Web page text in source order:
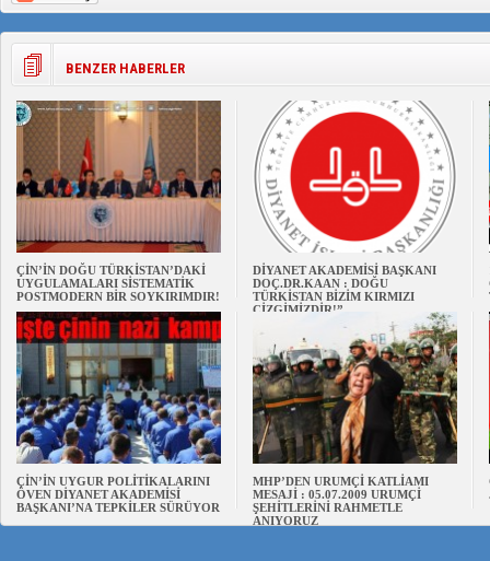
BENZER HABERLER
ÇİN’İN DOĞU TÜRKİSTAN’DAKİ
UYGULAMALARI SİSTEMATİK
POSTMODERN BİR SOYKIRIMDIR!
DİYANET AKADEMİSİ BAŞKANI
DOÇ.DR.KAAN : DOĞU
TÜRKİSTAN BİZİM KIRMIZI
ÇİZGİMİZDİR!”
ÇİN’İN UYGUR POLİTİKALARINI
ÖVEN DİYANET AKADEMİSİ
BAŞKANI’NA TEPKİLER SÜRÜYOR
MHP’DEN URUMÇİ KATLİAMI
MESAJİ : 05.07.2009 URUMÇİ
ŞEHİTLERİNİ RAHMETLE
ANIYORUZ